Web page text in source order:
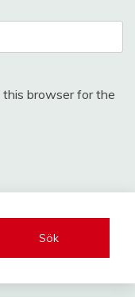
this browser for the
Sök